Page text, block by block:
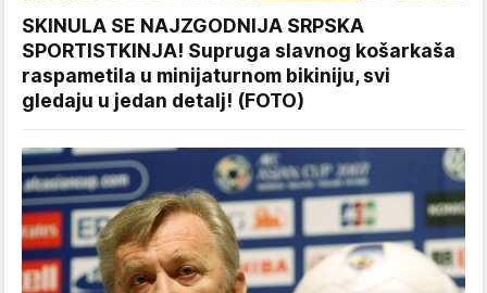
SKINULA SE NAJZGODNIJA SRPSKA
SPORTISTKINJA! Supruga slavnog košarkaša
raspametila u minijaturnom bikiniju, svi
gledaju u jedan detalj! (FOTO)